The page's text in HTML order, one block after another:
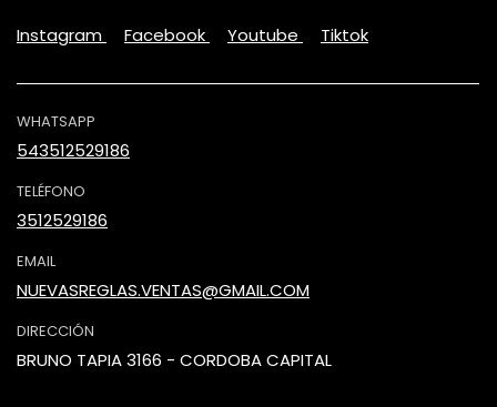
Instagram Facebook Youtube Tiktok
WHATSAPP
543512529186
TELÉFONO
3512529186
EMAIL
NUEVASREGLAS.VENTAS@GMAIL.COM
DIRECCIÓN
BRUNO TAPIA 3166 - CORDOBA CAPITAL